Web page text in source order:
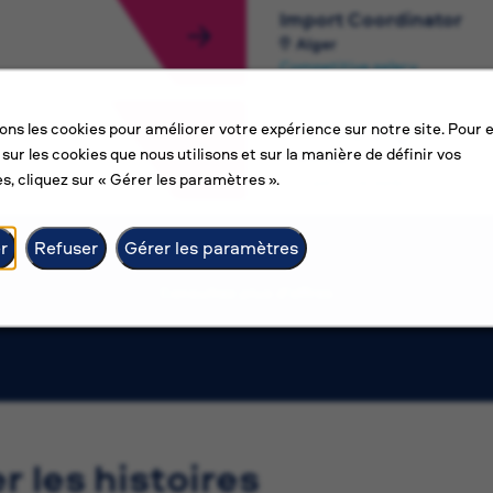
les cookies pour améliorer votre expérience sur notre site. Pour
les cookies que nous utilisons et sur la manière de définir vos
cliquez sur « Gérer les paramètres ».
Refuser Gérer les paramètres
Import Coordinator
Alger
Competitive salary
Electrical Engineer
Amman
les histoires